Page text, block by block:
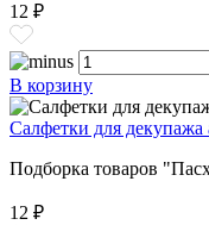
12 ₽
В корзину
Салфетки для декупажа
Подборка товаров
12 ₽